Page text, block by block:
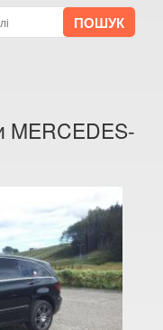
keyboard_arrow_down
keyboard_arrow_down
keyboard_arrow_down
keyboard_arrow_down
MERCEDES-